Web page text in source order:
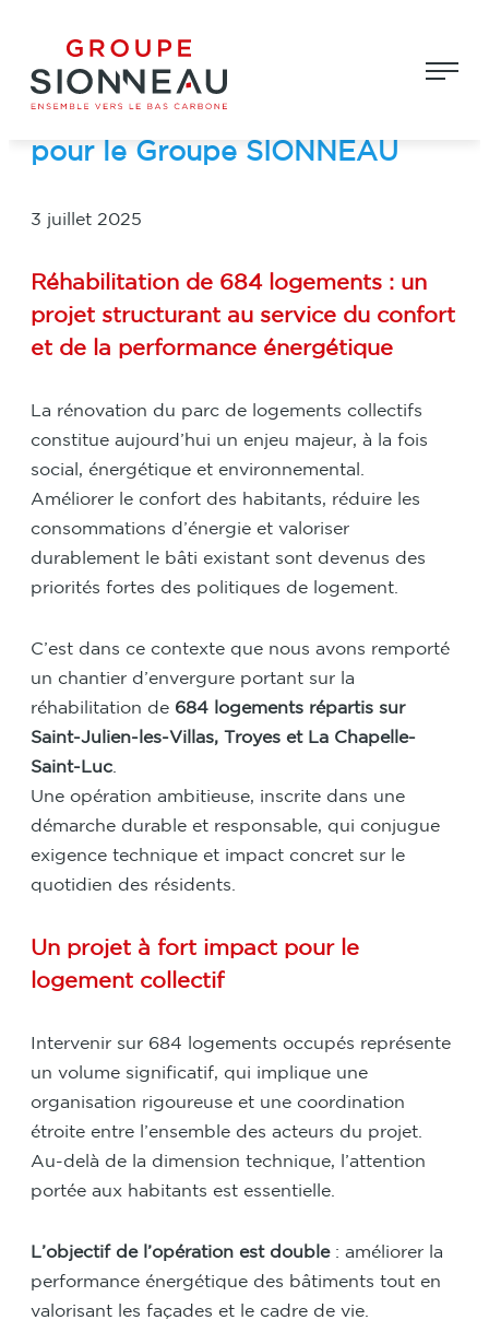
contenu
Réhabilitation de 684
logements : un chantier majeur
pour le Groupe SIONNEAU
3 juillet 2025
Réhabilitation de 684 logements : un
projet structurant au service du confort
et de la performance énergétique
La rénovation du parc de logements collectifs
constitue aujourd’hui un enjeu majeur, à la fois
social, énergétique et environnemental.
Améliorer le confort des habitants, réduire les
consommations d’énergie et valoriser
durablement le bâti existant sont devenus des
priorités fortes des politiques de logement.
C’est dans ce contexte que nous avons remporté
un chantier d’envergure portant sur la
réhabilitation de 684 logements répartis sur
Saint-Julien-les-Villas, Troyes et La Chapelle-
Saint-Luc.
Une opération ambitieuse, inscrite dans une
démarche durable et responsable, qui conjugue
exigence technique et impact concret sur le
quotidien des résidents.
Un projet à fort impact pour le
logement collectif
Intervenir sur 684 logements occupés représente
un volume significatif, qui implique une
organisation rigoureuse et une coordination
étroite entre l’ensemble des acteurs du projet.
Au-delà de la dimension technique, l’attention
portée aux habitants est essentielle.
L’objectif de l’opération est double: améliorer la
performance énergétique des bâtiments tout en
valorisant les façades et le cadre de vie.